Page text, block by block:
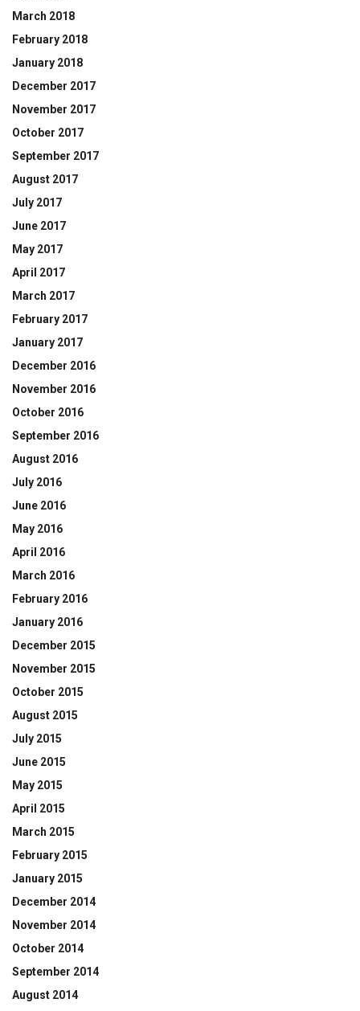
March 2018
February 2018
January 2018
December 2017
November 2017
October 2017
September 2017
August 2017
July 2017
June 2017
May 2017
April 2017
March 2017
February 2017
January 2017
December 2016
November 2016
October 2016
September 2016
August 2016
July 2016
June 2016
May 2016
April 2016
March 2016
February 2016
January 2016
December 2015
November 2015
October 2015
August 2015
July 2015
June 2015
May 2015
April 2015
March 2015
February 2015
January 2015
December 2014
November 2014
October 2014
September 2014
August 2014